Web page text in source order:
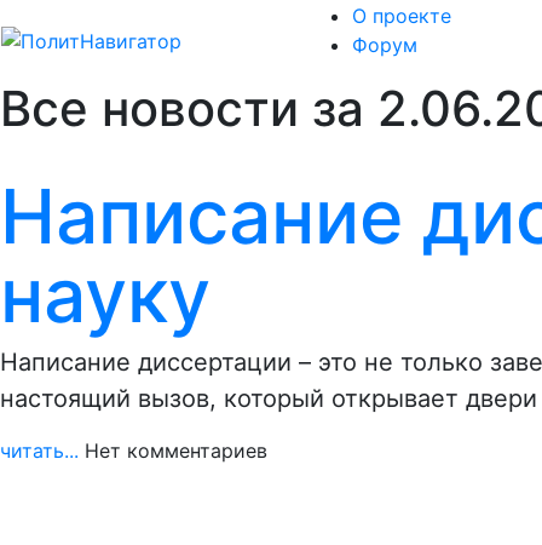
О проекте
Форум
Все новости за
Написание
науку
Написание диссертации – это не только
настоящий вызов, который открывает
читать... Нет комментариев